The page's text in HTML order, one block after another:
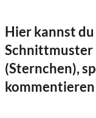
Hier kannst du
Schnittmuster
(Sternchen),